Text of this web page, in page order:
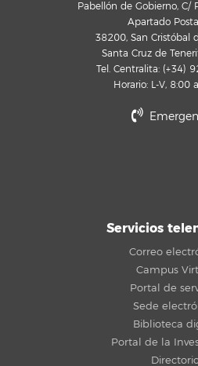
Pabellón de Gobierno, C/
Apartado
38200, San Cristóbal
Santa Cruz de
Tel. Centralita: (+34)
Horario: L-V, 8:00
Servicios
Correo
Campus
Portal de
Sede
Biblioteca
Portal de la